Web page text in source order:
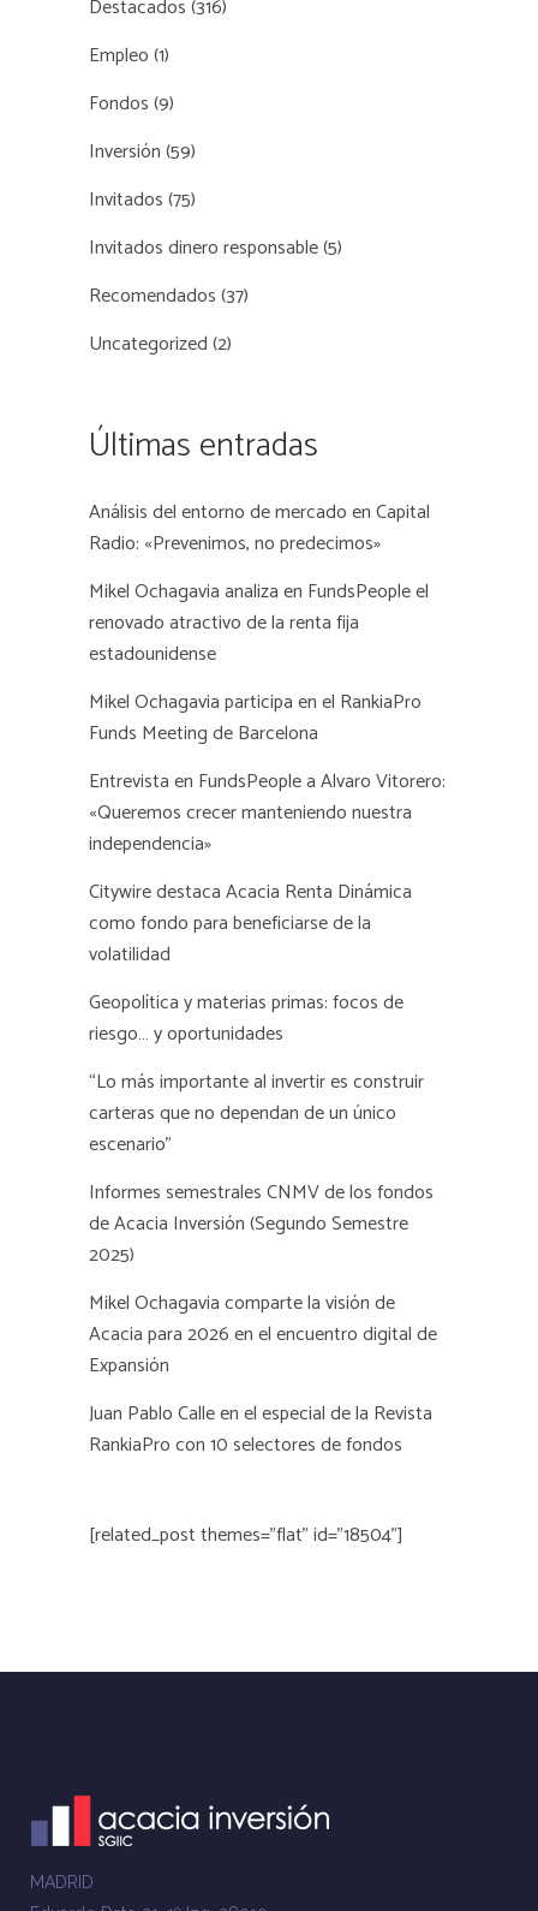
Destacados(316)
Empleo(1)
Fondos(9)
Inversión(59)
Invitados(75)
Invitados dinero responsable(5)
Recomendados(37)
Uncategorized(2)
Últimas entradas
Análisis del entorno de mercado en Capital
Radio: «Prevenimos, no predecimos»
Mikel Ochagavia analiza en FundsPeople el
renovado atractivo de la renta fija
estadounidense
Mikel Ochagavia participa en el RankiaPro
Funds Meeting de Barcelona
Entrevista en FundsPeople a Alvaro Vitorero:
«Queremos crecer manteniendo nuestra
independencia»
Citywire destaca Acacia Renta Dinámica
como fondo para beneficiarse de la
volatilidad
Geopolítica y materias primas: focos de
riesgo… y oportunidades
“Lo más importante al invertir es construir
carteras que no dependan de un único
escenario”
Informes semestrales CNMV de los fondos
de Acacia Inversión (Segundo Semestre
2025)
Mikel Ochagavia comparte la visión de
Acacia para 2026 en el encuentro digital de
Expansión
Juan Pablo Calle en el especial de la Revista
RankiaPro con 10 selectores de fondos
[related_post themes="flat" id="18504"]
MADRID